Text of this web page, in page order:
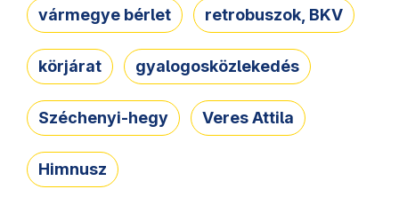
vármegye bérlet retrobuszok, BKV
körjárat gyalogosközlekedés
Széchenyi-hegy Veres Attila
Himnusz